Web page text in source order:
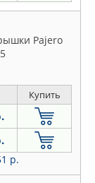
Pajero
Купить
р.